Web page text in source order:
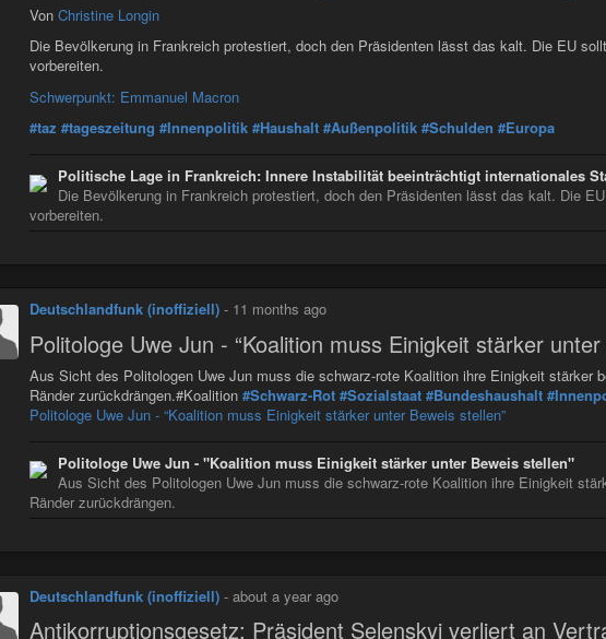
Von Christine Longin
Die Bevölkerung in Frankreich protestiert, doch den Präsidenten lässt das kalt. Die EU
vorbereiten.
Schwerpunkt: Emmanuel Macron
#taz #tageszeitung #Innenpolitik #Haushalt #Außenpolitik #Schulden #Europa
Politische Lage in Frankreich: Innere Instabilität beeinträchtigt internationales
Die Bevölkerung in Frankreich protestiert, doch den Präsidenten lässt das kalt. Die
vorbereiten.
Deutschlandfunk (inoffiziell) - 11 months ago
Politologe Uwe Jun - “Koalition muss Einigkeit stärker unter
Aus Sicht des Politologen Uwe Jun muss die schwarz-rote Koalition ihre Einigkeit stärker
Ränder zurückdrängen.#Koalition #Schwarz-Rot #Sozialstaat #Bundeshaushalt
Politologe Uwe Jun - “Koalition muss Einigkeit stärker unter Beweis stellen”
Politologe Uwe Jun - "Koalition muss Einigkeit stärker unter Beweis stellen"
Aus Sicht des Politologen Uwe Jun muss die schwarz-rote Koalition ihre Einigkeit
Ränder zurückdrängen.
Deutschlandfunk (inoffiziell) - about a year ago
Antikorruptionsgesetz: Präsident Selenskyj verliert an